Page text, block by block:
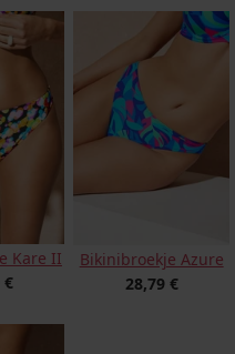
Kare II
€
Bikinibroekje Azure
28,79 €